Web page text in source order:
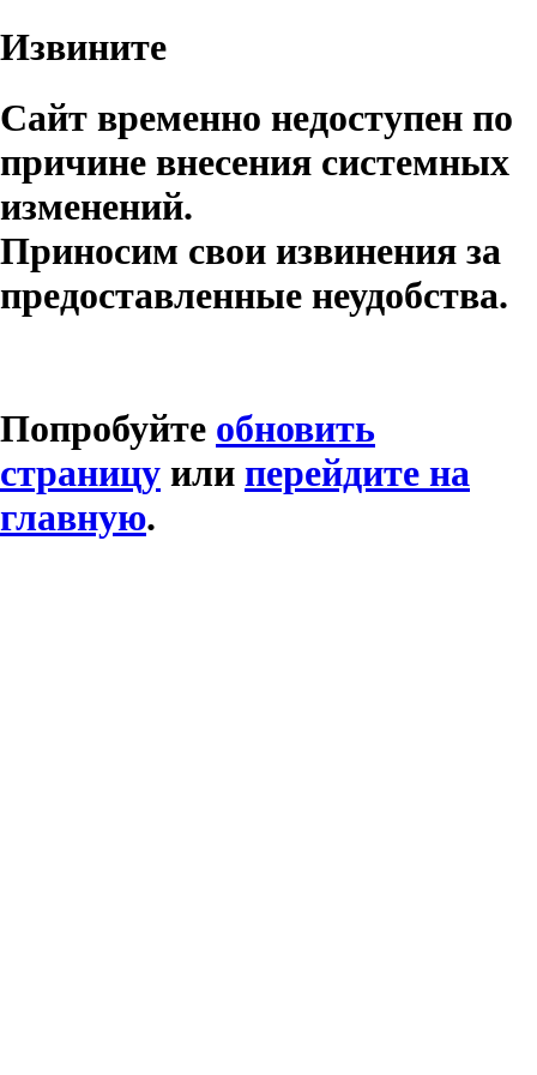
Извините
Сайт временно недоступен по
причине внесения системных
изменений.
Приносим свои извинения за
предоставленные неудобства.
Попробуйте обновить
страницу или перейдите на
главную.